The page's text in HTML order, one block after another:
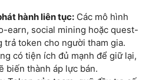
hành liên tục: Các mô hình
earn, social mining hoặc quest-
trả token cho người tham gia.
có tiện ích đủ mạnh để giữ lại,
biến thành áp lực bán.